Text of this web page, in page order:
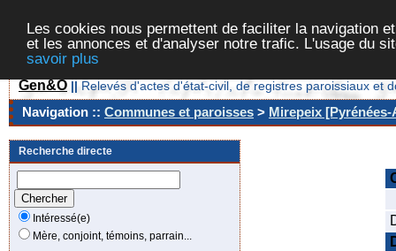
Les cookies nous permettent de faciliter la navigation
et les annonces et d'analyser notre trafic. L'usage du
savoir plus
Gen&O || Relevés d'actes d'état-civil, de registres paroissiaux et
Navigation :: Communes et paroisses > Mirepeix
Recherche directe
Intéressé(e)
Mère, conjoint, témoins, parrain...